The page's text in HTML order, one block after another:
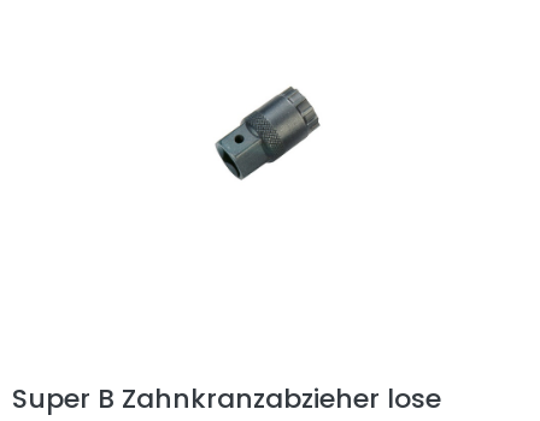
Super B Zahnkranzabzieher lose